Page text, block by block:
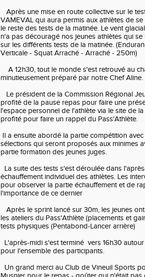
Après une mise en route collective sur le
VAMEVAL qui aura permis aux athlètes de
le reste des tests de la matinée. Le vent
n'a pas découragé nos jeunes athlètes qui
sur les différents tests de la matinée.
Verticale - Squat Arraché - Arraché - 250m)
A 12h30, tout le monde s'est retrouvé au
minutieusement préparé par notre Chef Aline.
Le président de la Commission Régional
profité de la pause repas pour faire une
l'espace personnel de l'athlète via le site de
profité pour faire un rappel du Pass'Athlète.
Il a ensuite abordé la partie compétition
sélections qui seront proposés aux minimes
partie formation des jeunes juges.
La suite des tests s'est déroulée dans
échauffement individuel des athlètes. Les
pour observer la partie échauffement et de
l'importance de ce dernier
Après le sprint lancé sur 30m, les jeunes
les ateliers du Pass'Athlète (placements et
tests physiques (Pentabond-Lancer arrière)
L'après-midi s'est terminé vers 16h30
pour l'ensemble des participants.
Un grand merci au Club de Vineuil Sports